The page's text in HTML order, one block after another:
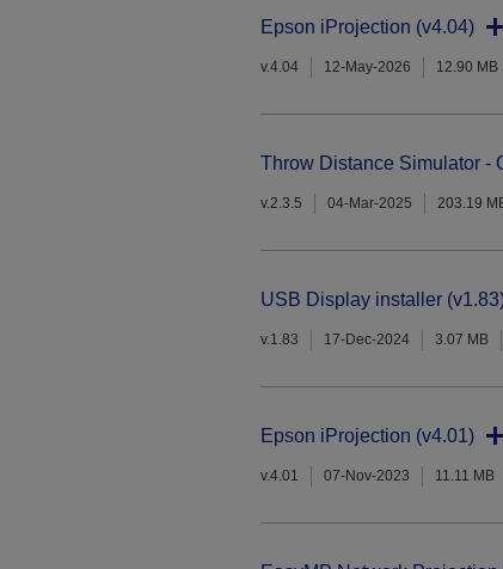
Epson iProjection (v4.04)
v.4.04 12-May-2026 12.90 MB
Throw Distance Simulator -
v.2.3.5 04-Mar-2025 203.19
USB Display installer
v.1.83 17-Dec-2024 3.07 MB
Epson iProjection (v4.01)
v.4.01 07-Nov-2023 11.11 MB